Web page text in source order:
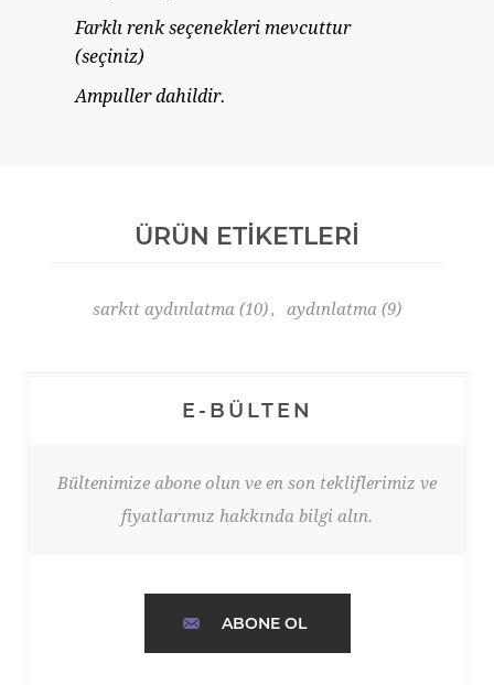
Farklı renk seçenekleri mevcuttur
(seçiniz)
Ampuller dahildir.
ÜRÜN ETIKETLERI
sarkıt aydınlatma (10), aydınlatma (9)
E-BÜLTEN
Bültenimize abone olun ve en son tekliflerimiz ve
fiyatlarımız hakkında bilgi alın.
ABONE OL